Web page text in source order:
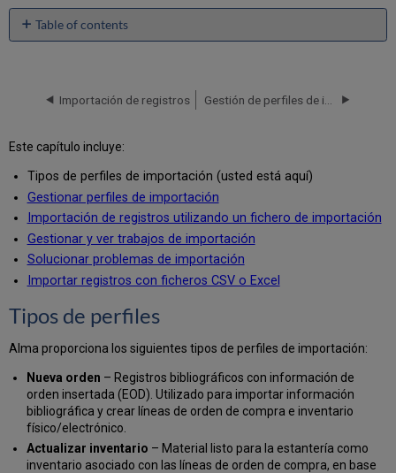
Table of contents
Importación de registros
Este capítulo incluye:
Tipos de perfiles de importación (usted está aquí)
Gestionar perfiles de importación
Importación de registros utilizando un fichero de importación
Gestionar y ver trabajos de importación
Solucionar problemas de importación
Importar registros con ficheros CSV o Excel
Tipos de perfiles
Alma proporciona los siguientes tipos de perfiles de importación:
Nueva orden – Registros bibliográficos con información de
orden insertada (EOD). Utilizado para importar información
bibliográfica y crear líneas de orden de compra e inventario
físico/electrónico.
Actualizar inventario – Material listo para la estantería como
inventario asociado con las líneas de orden de compra, en base